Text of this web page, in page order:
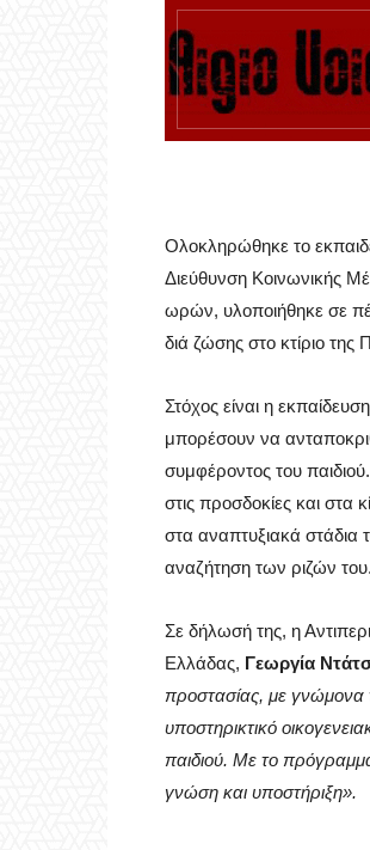
Ολοκληρώθηκε το
Διεύθυνση Κοινωνικής
ωρών, υλοποιήθηκε σε
διά ζώσης στο κτίριο
Στόχος είναι η
μπορέσουν να
συμφέροντος του
στις προσδοκίες και
στα αναπτυξιακά στάδια
αναζήτηση των ριζών του.
Σε δήλωσή της, η
Ελλάδας, Γεωργία
προστασίας, με γνώμονα
υποστηρικτικό
παιδιού. Με το
γνώση και υποστήριξη».